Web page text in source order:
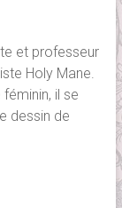
et professeur
Holy Mane.
il se
dessin de